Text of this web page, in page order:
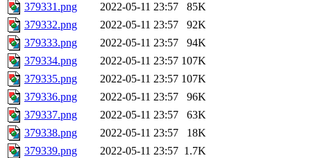
379331.png
2022-05-11 23:57
85K
379332.png
2022-05-11 23:57
92K
379333.png
2022-05-11 23:57
94K
379334.png
2022-05-11 23:57 107K
379335.png
2022-05-11 23:57 107K
379336.png
2022-05-11 23:57
96K
379337.png
2022-05-11 23:57
63K
379338.png
2022-05-11 23:57
18K
379339.png
2022-05-11 23:57 1.7K